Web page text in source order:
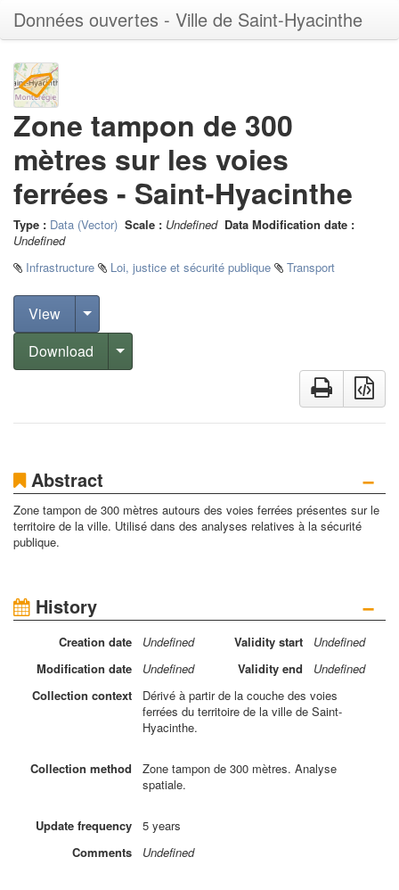
Données ouvertes - Ville de Saint-Hyacinthe
Zone tampon de 300
mètres sur les voies
ferrées - Saint-Hyacinthe
Type : Data (Vector) Scale : Undefined Data Modification date :
Undefined
Infrastructure
Loi, justice et sécurité publique Transport
View
Download
Abstract −
Zone tampon de 300 mètres autours des voies ferrées présentes sur le
territoire de la ville. Utilisé dans des analyses relatives à la sécurité
publique.
History −
Creationdate Undefined Validity start
Undefined
Modificationdate Undefined Validity end
Undefined
Collectioncontext
Dérivé à partir de la couche des voies
ferrées du territoire de la ville de Saint-
Hyacinthe.
Collectionmethod
Zone tampon de 300 mètres. Analyse
spatiale.
Updatefrequency
5 years
Comments
Undefined